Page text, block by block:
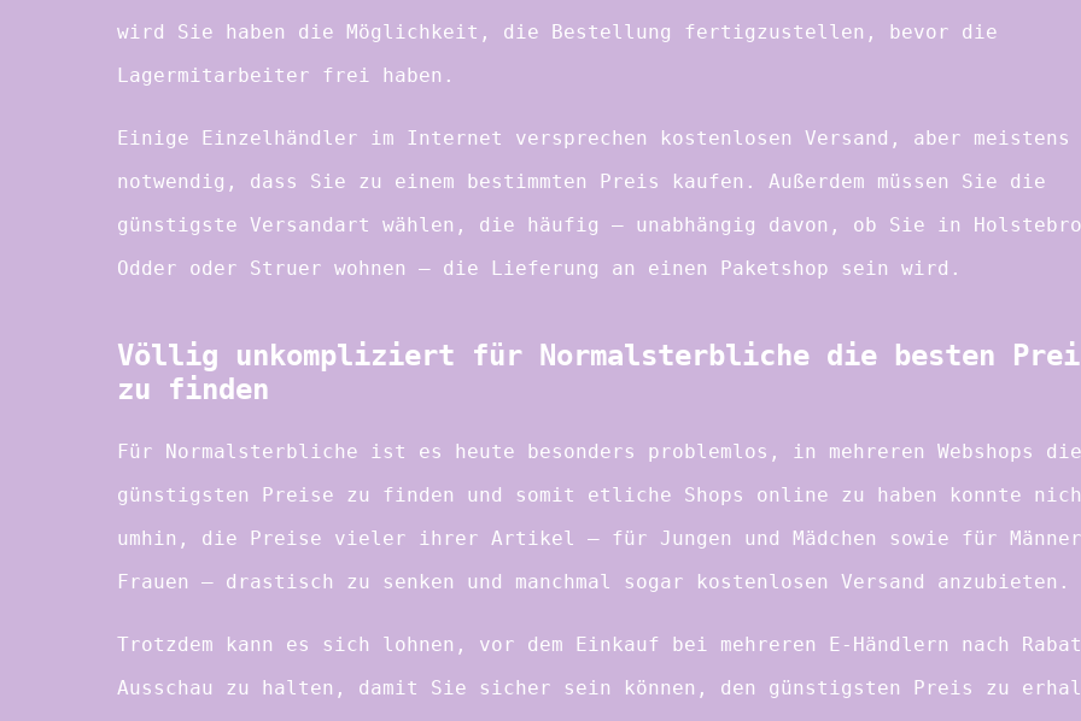
wird Sie haben die Möglichkeit, die Bestellung fertigzustellen, bevor die
Lagermitarbeiter frei haben.
Einige Einzelhändler im Internet versprechen kostenlosen Versand, aber
notwendig, dass Sie zu einem bestimmten Preis kaufen. Außerdem müssen Sie die
günstigste Versandart wählen, die häufig – unabhängig davon, ob Sie in
Odder oder Struer wohnen – die Lieferung an einen Paketshop sein wird.
Völlig unkompliziert für Normalsterbliche die besten
zu finden
Für Normalsterbliche ist es heute besonders problemlos, in mehreren Webshops die
günstigsten Preise zu finden und somit etliche Shops online zu haben konnte
umhin, die Preise vieler ihrer Artikel – für Jungen und Mädchen sowie für Männer
Frauen – drastisch zu senken und manchmal sogar kostenlosen Versand anzubieten.
Trotzdem kann es sich lohnen, vor dem Einkauf bei mehreren E-Händlern nach
Ausschau zu halten, damit Sie sicher sein können, den günstigsten Preis zu